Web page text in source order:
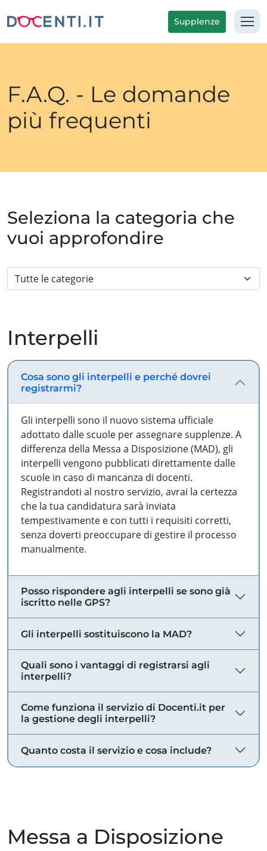
Supplenze
F.A.Q. - Le domande
più frequenti
Seleziona la categoria che
vuoi approfondire
Interpelli
Cosa sono gli interpelli e perché dovrei
registrarmi?
Gli interpelli sono il nuovo sistema ufficiale
adottato dalle scuole per assegnare supplenze. A
differenza della Messa a Disposizione (MAD), gli
interpelli vengono pubblicati direttamente dalle
scuole in caso di mancanza di docenti.
Registrandoti al nostro servizio, avrai la certezza
che la tua candidatura sarà inviata
tempestivamente e con tutti i requisiti corretti,
senza doverti preoccupare di gestire il processo
manualmente.
Posso rispondere agli interpelli se sono già
iscritto nelle GPS?
Gli interpelli sostituiscono la MAD?
Quali sono i vantaggi di registrarsi agli
interpelli?
Come funziona il servizio di Docenti.it per
la gestione degli interpelli?
Quanto costa il servizio e cosa include?
Messa a Disposizione